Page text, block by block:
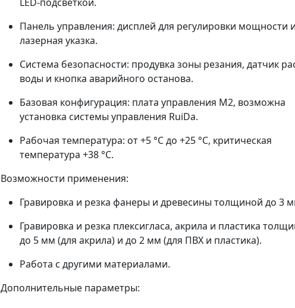
Панель управления: дисплей для регулировки мощности и
лазерная указка.
Система безопасности: продувка зоны резания, датчик
воды и кнопка аварийного останова.
Базовая конфигурация: плата управления M2, возможна
установка системы управления RuiDa.
Рабочая температура: от +5 °C до +25 °C, критическая
температура +38 °C.
Возможности применения:
Гравировка и резка фанеры и древесины толщиной до 3
Гравировка и резка плексигласа, акрила и пластика
до 5 мм (для акрила) и до 2 мм (для ПВХ и пластика).
Работа с другими материалами.
Дополнительные параметры: